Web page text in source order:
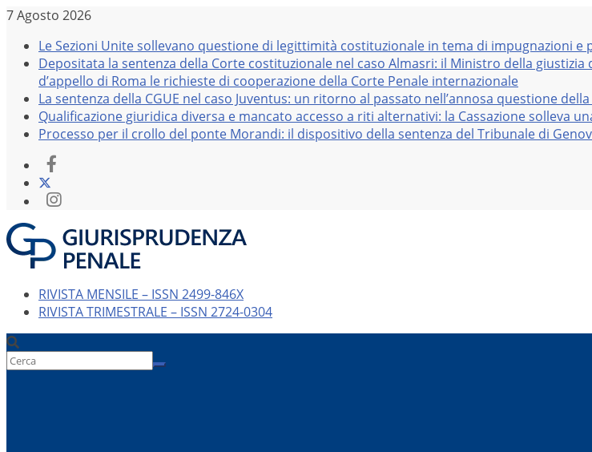
Salta
contenuto
7 Agosto 2026
Le Sezioni Unite sollevano questione di legittimità costituzionale in tema di impugnazioni
Depositata la sentenza della Corte costituzionale nel caso Almasri: il Ministro della
d’appello di Roma le richieste di cooperazione della Corte Penale internazionale
La sentenza della CGUE nel caso Juventus: un ritorno al passato nell’annosa questione
Qualificazione giuridica diversa e mancato accesso a riti alternativi: la Cassazione solleva
Processo per il crollo del ponte Morandi: il dispositivo della sentenza del Tribunale di
RIVISTA MENSILE – ISSN 2499-846X
RIVISTA TRIMESTRALE – ISSN 2724-0304